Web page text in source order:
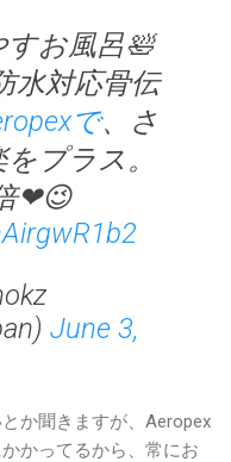
すお風呂🛀
水対応骨伝
で、さ
プラス。
❤😉
June 3,
か聞きますが、Aeropex
かってるから、常にお